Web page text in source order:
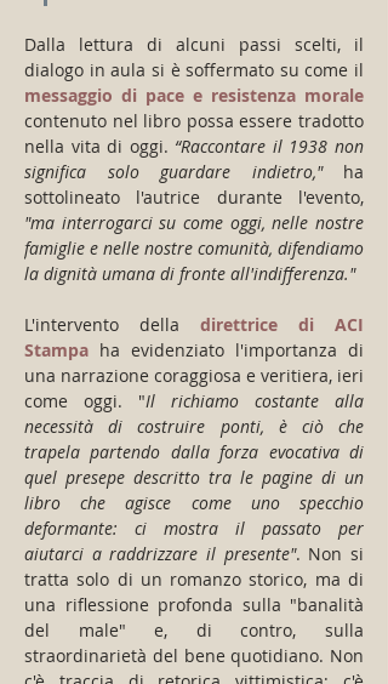
Dalla lettura di alcuni passi scelti, il
messaggio di pace e resistenza morale
contenuto nel libro possa essere tradotto
nella vita di oggi. “Raccontare il 1938 non
significa solo guardare indietro," ha
"ma interrogarci su come oggi, nelle nostre
famiglie e nelle nostre comunità, difendiamo
la dignità umana di fronte all'indifferenza."
L'intervento della direttrice di ACI
Stampa ha evidenziato l'importanza di
una narrazione coraggiosa e veritiera, ieri
come oggi. "Il richiamo costante alla
necessità di costruire ponti, è ciò che
trapela partendo dalla forza evocativa di
quel presepe descritto tra le pagine di un
libro che agisce come uno specchio
deformante: ci mostra il passato per
aiutarci a raddrizzare il presente". Non si
tratta solo di un romanzo storico, ma di
una riflessione profonda sulla "banalità
del male" e, di contro, sulla
straordinarietà del bene quotidiano. Non